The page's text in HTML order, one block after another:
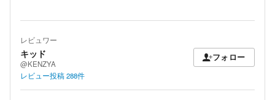
レビュワー
キッド
@KENZYA
フォロー
レビュー投稿288件